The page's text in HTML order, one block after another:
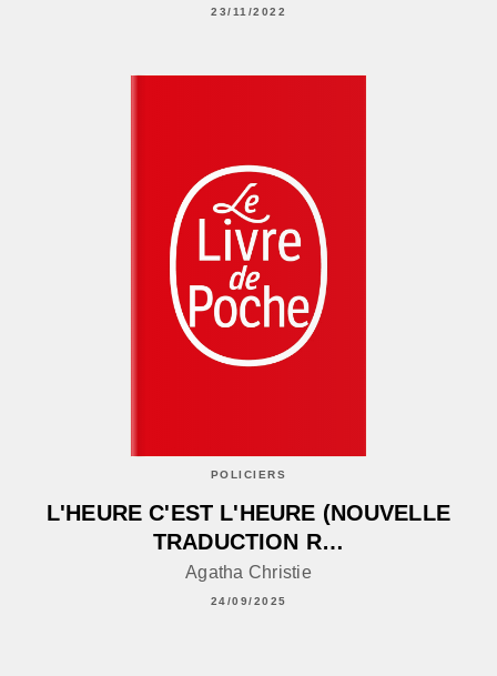
23/11/2022
POLICIERS
L'HEURE C'EST L'HEURE (NOUVELLE
TRADUCTION R…
Agatha Christie
24/09/2025